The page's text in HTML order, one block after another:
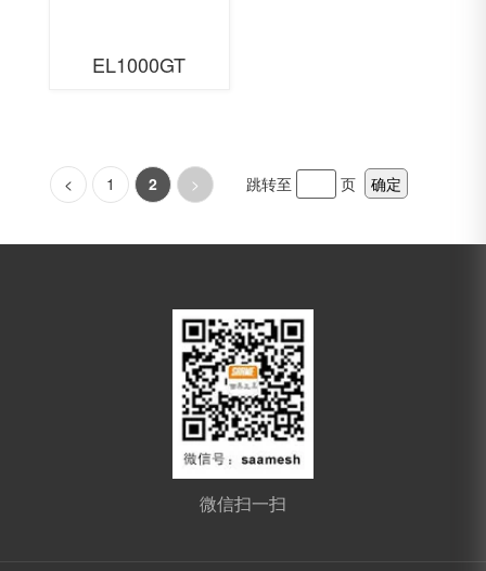
EL1000GT
< 1 2 > 跳转至 页 确定
微信扫一扫